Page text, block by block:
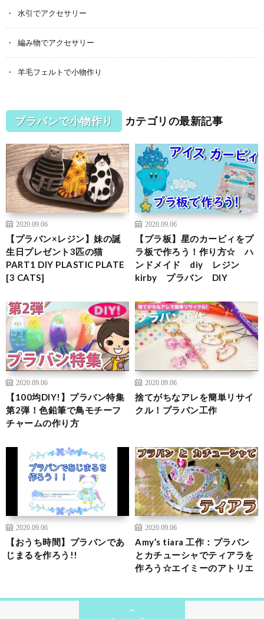
水引でアクセサリー
編み物でアクセサリー
羊毛フェルトで小物作り
プラバンで小物作り カテゴリの最新記事
2020.09.06
【プラバン×レジン】妹の誕
生日プレゼント3匹の猫
PART1 DIY PLASTIC PLATE
[3 CATS]
2020.09.06
【プラ板】星のカービィをプ
ラ板で作ろう！作り方☆ ハ
ンドメイド diy レジン
kirby プラバン DIY
2020.09.06
【100均DIY!】プラバン特集
第2弾！色鉛筆で鳥モチーフ
チャームの作り方
2020.09.06
捨てがちなアレを簡単リサイ
クル！プラバン工作
2020.09.06
【おうち時間】プラバンであ
じまるを作ろう!!
2020.09.06
Amy’s tiara 工作：プラバン
とカチューシャでティアラを
作ろう☆エイミーのアトリエ